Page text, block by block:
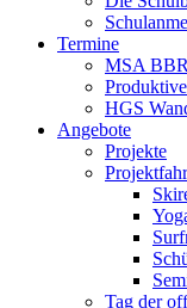
Termine
MSA
HGS
Angebote
Projekte
Tag der